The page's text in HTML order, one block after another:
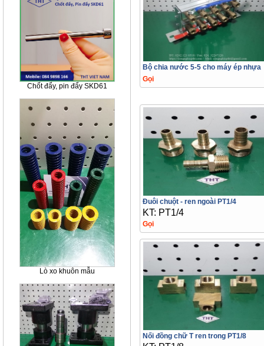
Chốt đẩy, pin đẩy SKD61
Lò xo khuôn mẫu
Bộ chia nước 5-5 cho máy ép nhựa
Gọi
Đuôi chuột - ren ngoài PT1/4
KT: PT1/4
Gọi
Nối đồng chữ T ren trong PT1/8